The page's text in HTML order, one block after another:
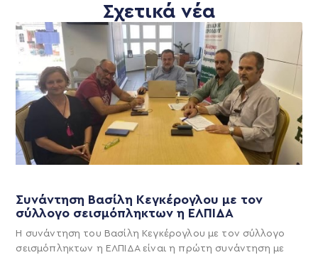
Σχετικά νέα
Συνάντηση Βασίλη Κεγκέρογλου με τον
σύλλογο σεισμόπληκτων η ΕΛΠΙΔΑ
Η συνάντηση του Βασίλη Κεγκέρογλου με τον σύλλογο
σεισμόπληκτων η ΕΛΠΙΔΑ είναι η πρώτη συνάντηση με